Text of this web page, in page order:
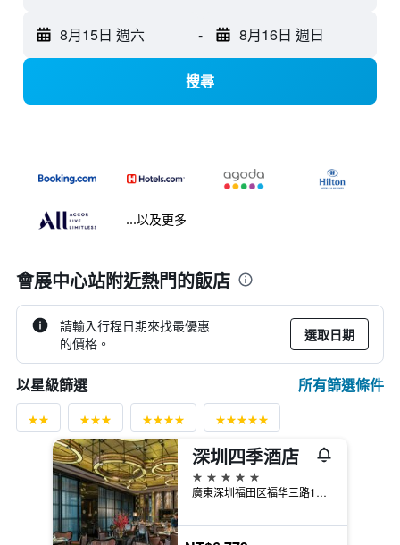
8月15日 週六 - 8月16日 週日
搜尋
...以及更多
會展中心站附近熱門的飯店
請輸入行程日期來找最優惠
的價格。
選取日期
以星級篩選 所有篩選條件
深圳四季酒店
5星級
廣東深圳福田区福华三路138号